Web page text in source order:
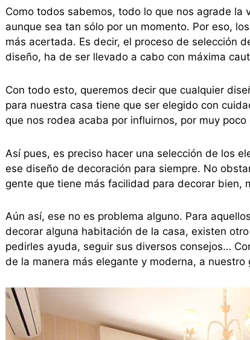
Como todos sabemos, todo lo que nos agrade
aunque sea tan sólo por un momento. Por eso,
más acertada. Es decir, el proceso de selección
diseño, ha de ser llevado a cabo con máxima
Con todo esto, queremos decir que cualquier
para nuestra casa tiene que ser elegido con
que nos rodea acaba por influirnos, por muy poco
Así pues, es preciso hacer una selección de los
ese diseño de decoración para siempre. No
gente que tiene más facilidad para decorar bien,
Aún así, ese no es problema alguno. Para
decorar alguna habitación de la casa, existen
pedirles ayuda, seguir sus diversos consejos…
de la manera más elegante y moderna, a nuestro